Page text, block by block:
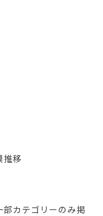
推移
カテゴリーのみ掲